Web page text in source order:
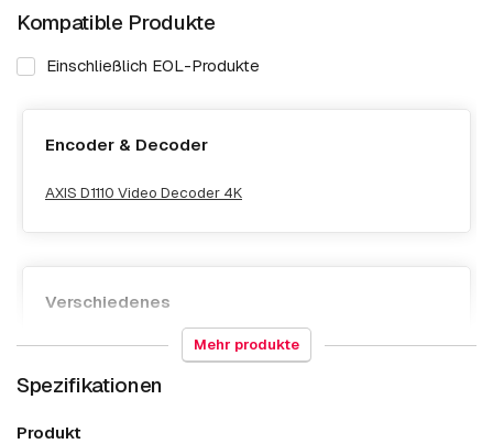
Kompatible Produkte
Einschließlich EOL-Produkte
Encoder & Decoder
AXIS D1110 Video Decoder 4K
Verschiedenes
NetcamViewer WiFi dongleMehr produkte
Spezifikationen
Produkt